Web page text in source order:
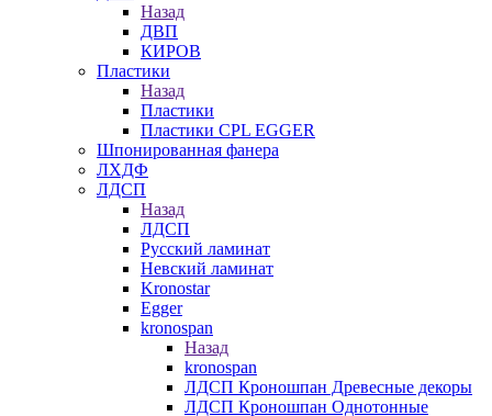
Назад
ДВП
КИРОВ
Пластики
Назад
Пластики
Пластики CPL EGGER
Шпонированная фанера
ЛХДФ
ЛДСП
Назад
ЛДСП
Русский ламинат
Невский ламинат
Kronostar
Egger
kronospan
Назад
kronospan
ЛДСП Кроношпан Древесные декоры
ЛДСП Кроношпан Однотонные